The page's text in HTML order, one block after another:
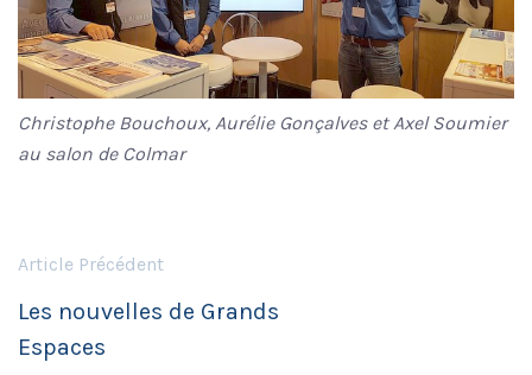
Christophe Bouchoux, Aurélie Gonçalves et Axel Soumier
au salon de Colmar
Article Précédent
Les nouvelles de Grands
Espaces